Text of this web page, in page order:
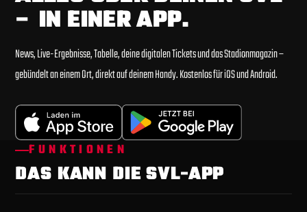
– IN EINER APP.
News, Live-Ergebnisse, Tabelle, deine digitalen Tickets und das Stadionmagazin –
gebündelt an einem Ort, direkt auf deinem Handy. Kostenlos für iOS und Android.
FUNKTIONEN
DAS KANN DIE SVL-APP